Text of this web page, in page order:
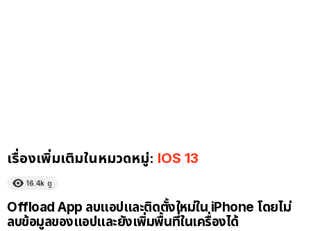
เรื่องเพิ่มเติมในหมวดหมู่: IOS 13
16.4k ดู
Offload App ลบแอปและติดตั้งใหม่ใน iPhone โดยไม่
ลบข้อมูลของแอปและยังเพิ่มพื้นที่ในเครื่องได้